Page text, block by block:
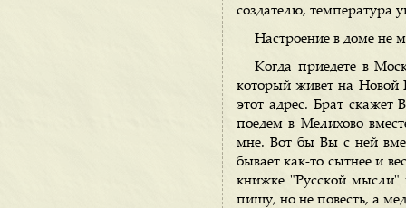
создателю, температура
Настроение в доме не
Когда приедете в
который живет на Новой
этот адрес. Брат
поедем в Мелихово
мне. Вот бы Вы с ней
бывает как-то сытнее и
книжке "Русской мысли"
пишу, но не повесть, а